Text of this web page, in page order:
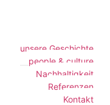
unsere Geschichte
people & culture
Nachhaltigkeit
Referenzen
Kontakt